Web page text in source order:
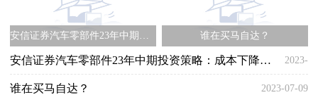
安信证券汽车零部件23年中期投资策略：成本下降带动板块盈利向上 景气度回暖刺激估值率先提升 谁在买马自达？
安信证券汽车零部件23年中期投资策略：成本下降带动板块盈利向上 景气度回暖刺激估值率先提升 2023-
07-09
谁在买马自达？ 2023-07-09